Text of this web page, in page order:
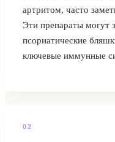
артритом, часто
Эти препараты могут
псориатические
ключевые иммунные
02